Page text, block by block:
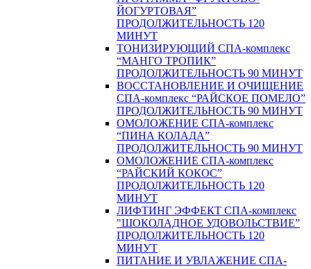
ЙОГУРТОВАЯ”
ПРОДОЛЖИТЕЛЬНОСТЬ 120
МИНУТ
ТОНИЗИРУЮЩИЙ СПА-комплекс
“МАНГО ТРОПИК”
ПРОДОЛЖИТЕЛЬНОСТЬ 90 МИНУТ
ВОССТАНОВЛЕНИЕ И ОЧИЩЕНИЕ
СПА-комплекс “РАЙСКОЕ ПОМЕЛО”
ПРОДОЛЖИТЕЛЬНОСТЬ 90 МИНУТ
ОМОЛОЖЕНИЕ СПА-комплекс
“ПИНА КОЛАДА”
ПРОДОЛЖИТЕЛЬНОСТЬ 90 МИНУТ
ОМОЛОЖЕНИЕ СПА-комплекс
“РАЙСКИЙ КОКОС”
ПРОДОЛЖИТЕЛЬНОСТЬ 120
МИНУТ
ЛИФТИНГ ЭФФЕКТ СПА-комплекс
"ШОКОЛАДНОЕ УДОВОЛЬСТВИЕ”
ПРОДОЛЖИТЕЛЬНОСТЬ 120
МИНУТ
ПИТАНИЕ И УВЛАЖЕНИЕ СПА-